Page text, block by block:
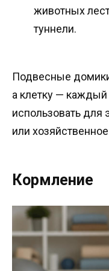
животных
туннели.
Подвесные
а клетку —
использовать
или
Кормление